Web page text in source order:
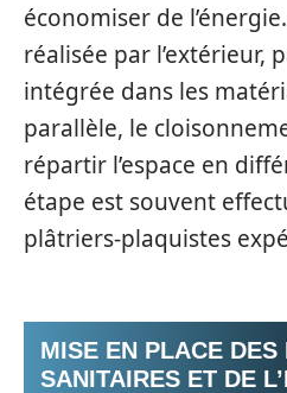
économiser de
réalisée par l’extérieur,
intégrée dans les
parallèle, le
répartir l’espace en
étape est souvent
plâtriers-plaquistes
MISE EN PLACE
SANITAIRES ET DE